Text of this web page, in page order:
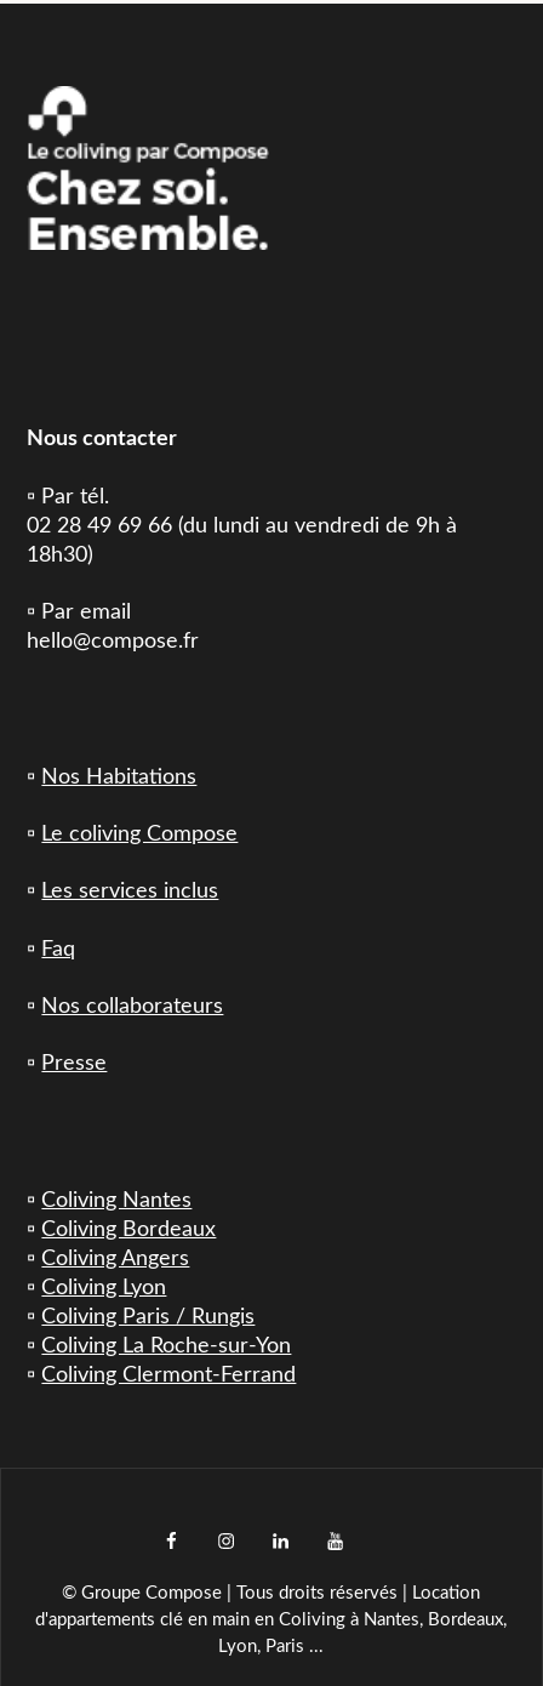
Nous contacter
▫️ Par tél.
02 28 49 69 66 (du lundi au vendredi de 9h à
18h30)
▫️ Par email
hello@compose.fr
▫️ Nos Habitations
▫️ Le coliving Compose
▫️ Les services inclus
▫️ Faq
▫️ Nos collaborateurs
▫️ Presse
▫️Coliving Nantes
▫️Coliving Bordeaux
▫️Coliving Angers
▫️Coliving Lyon
▫️Coliving Paris / Rungis
▫️Coliving La Roche-sur-Yon
▫️Coliving Clermont-Ferrand
facebookinstagramLinkedInYouTube
© Groupe Compose | Tous droits réservés | Location
d'appartements clé en main en Coliving à Nantes, Bordeaux,
Lyon, Paris ...